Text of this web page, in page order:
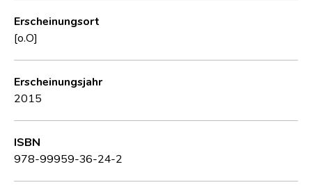
Erscheinungsort
[o.O]
Erscheinungsjahr
2015
ISBN
978-99959-36-24-2